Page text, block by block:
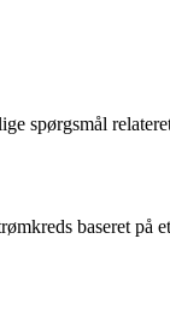
spørgsmål
baseret på